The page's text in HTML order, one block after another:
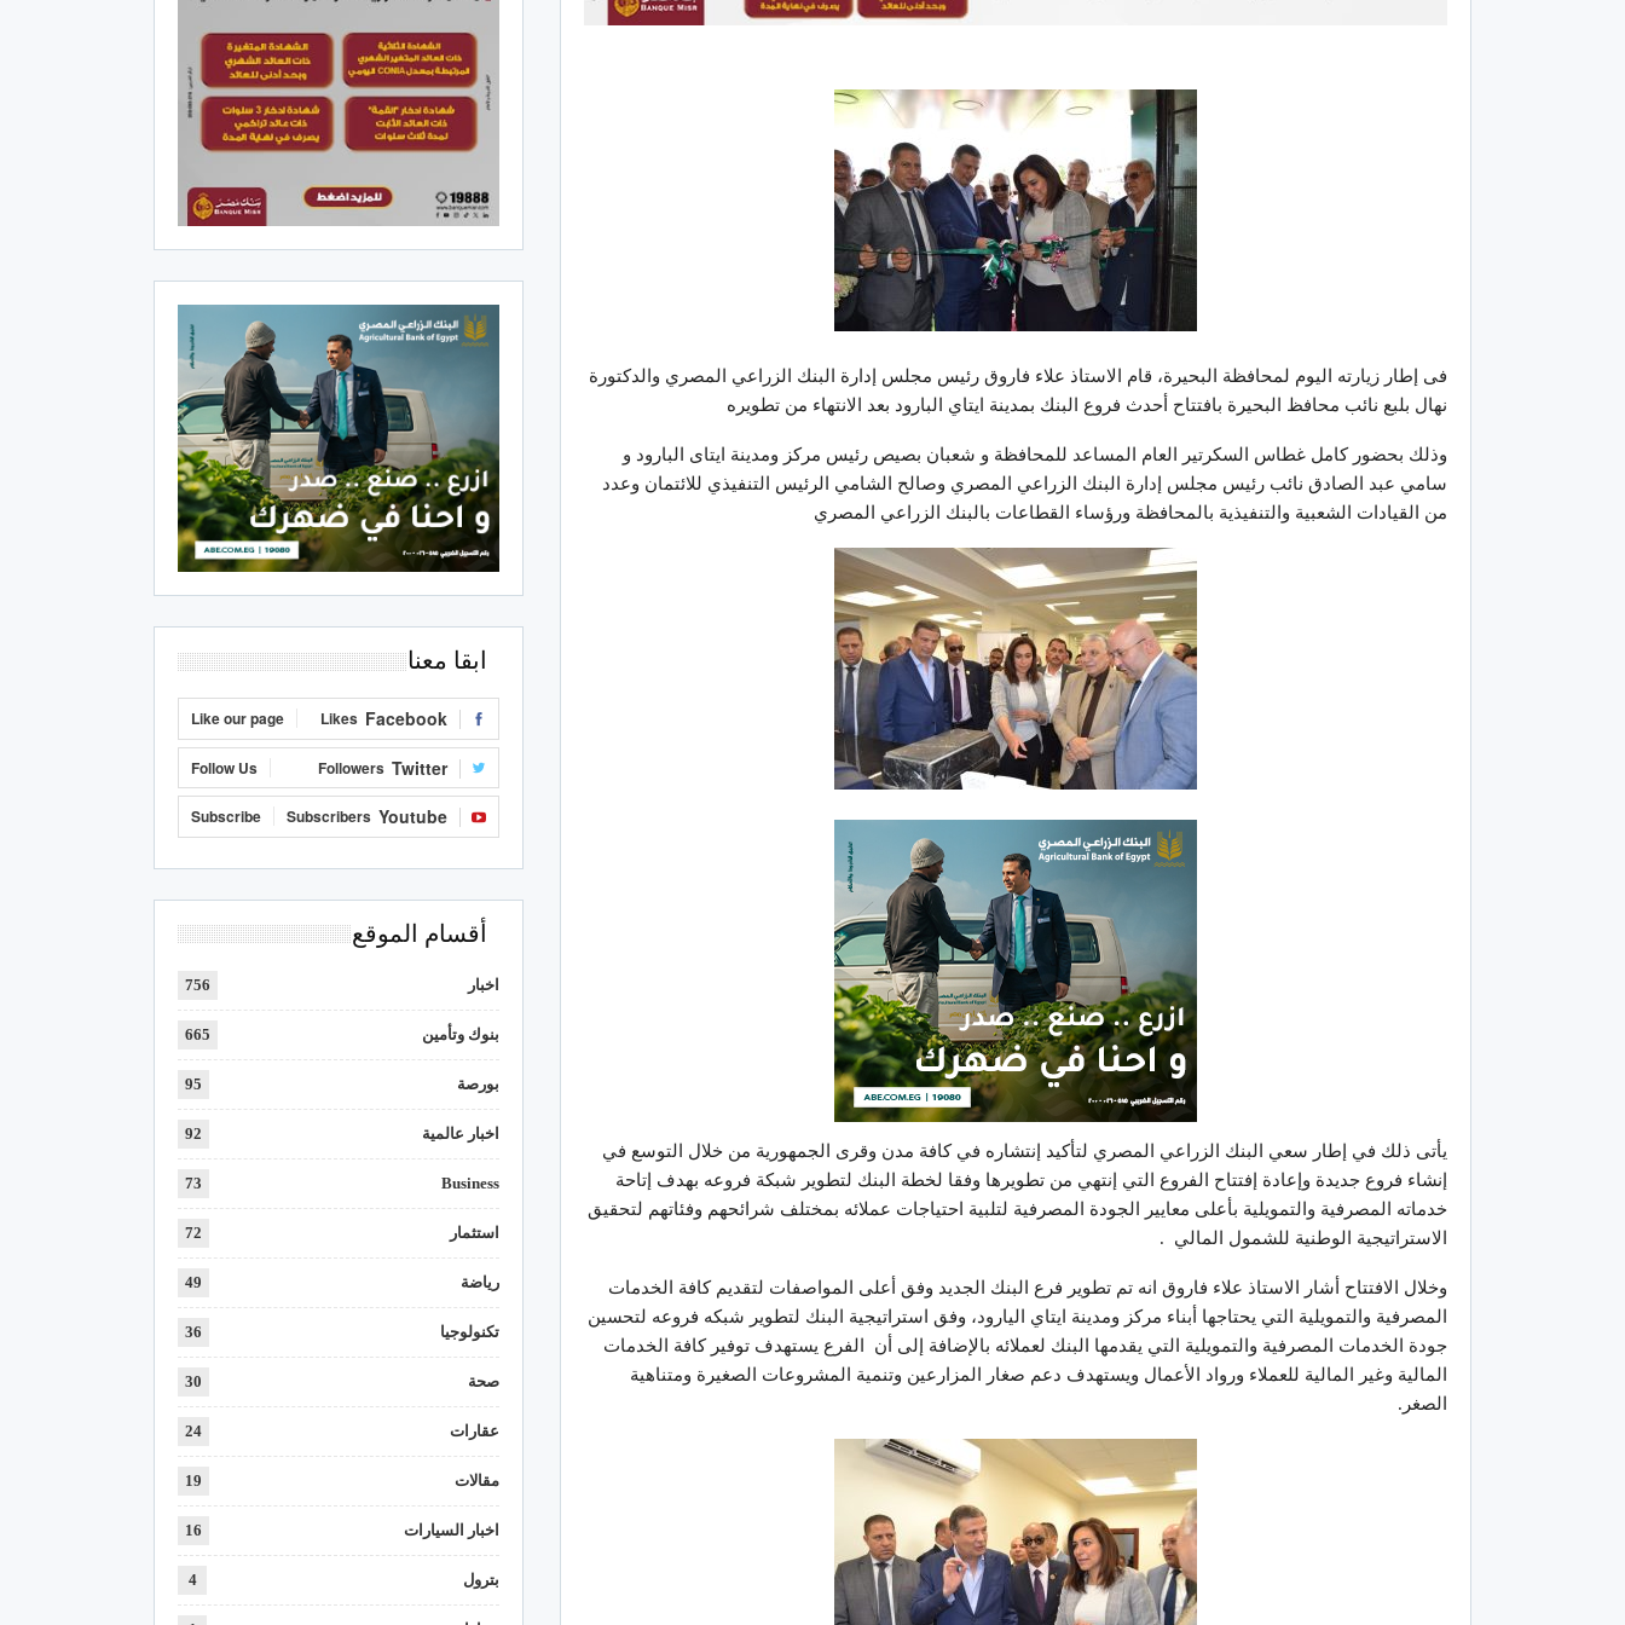
فى إطار زيارته اليوم لمحافظة البحيرة، قام الاستاذ علاء فاروق رئيس مجلس إدارة البنك الزراعي المصري والدكتورة
نهال بلبع نائب محافظ البحيرة بافتتاح أحدث فروع البنك بمدينة ايتاي البارود بعد الانتهاء من تطويره
وذلك بحضور كامل غطاس السكرتير العام المساعد للمحافظة و شعبان بصيص رئيس مركز ومدينة ايتاى البارود و
سامي عبد الصادق نائب رئيس مجلس إدارة البنك الزراعي المصري وصالح الشامي الرئيس التنفيذي للائتمان وعدد
من القيادات الشعبية والتنفيذية بالمحافظة ورؤساء القطاعات بالبنك الزراعي المصري
يأتى ذلك في إطار سعي البنك الزراعي المصري لتأكيد إنتشاره في كافة مدن وقرى الجمهورية من خلال التوسع في
إنشاء فروع جديدة وإعادة إفتتاح الفروع التي إنتهي من تطويرها وفقا لخطة البنك لتطوير شبكة فروعه بهدف إتاحة
خدماته المصرفية والتمويلية بأعلى معايير الجودة المصرفية لتلبية احتياجات عملائه بمختلف شرائحهم وفئاتهم لتحقيق
الاستراتيجية الوطنية للشمول المالي .
وخلال الافتتاح أشار الاستاذ علاء فاروق انه تم تطوير فرع البنك الجديد وفق أعلى المواصفات لتقديم كافة الخدمات
المصرفية والتمويلية التي يحتاجها أبناء مركز ومدينة ايتاي اليارود، وفق استراتيجية البنك لتطوير شبكه فروعه لتحسين
جودة الخدمات المصرفية والتمويلية التي يقدمها البنك لعملائه بالإضافة إلى أن الفرع يستهدف توفير كافة الخدمات
المالية وغير المالية للعملاء ورواد الأعمال ويستهدف دعم صغار المزارعين وتنمية المشروعات الصغيرة ومتناهية
الصغر.
ابقا معنا
Facebook
Likes
Like our page
Twitter
Followers
Follow Us
Youtube
Subscribers
Subscribe
أقسام الموقع
اخبار 756
بنوك وتأمين 665
بورصة 95
اخبار عالمية 92
Business
73
استثمار 72
رياضة 49
تكنولوجيا 36
صحة 30
عقارات 24
مقالات 19
اخبار السيارات 16
بترول 4